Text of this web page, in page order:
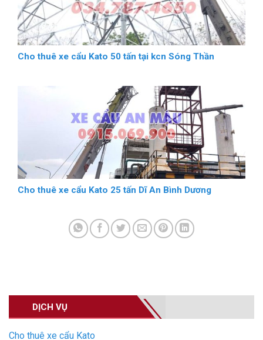
DỊCH VỤ
Cho thuê xe cẩu Kato
Cho thuê xe cẩu Kato 50 tấn tại kcn Sóng Thần
Cho thuê xe cẩu Kato 25 tấn Dĩ An Bình Dương